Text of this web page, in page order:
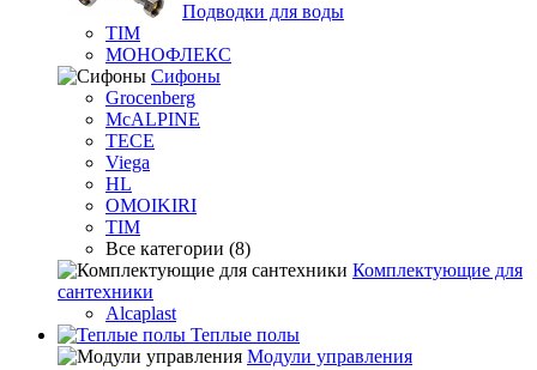
Подводки для воды
TIM
МОНОФЛЕКС
Сифоны
Grocenberg
McALPINE
TECE
Viega
HL
OMOIKIRI
TIM
Все категории (8)
Комплектующие для
сантехники
Alcaplast
Теплые полы
Модули управления